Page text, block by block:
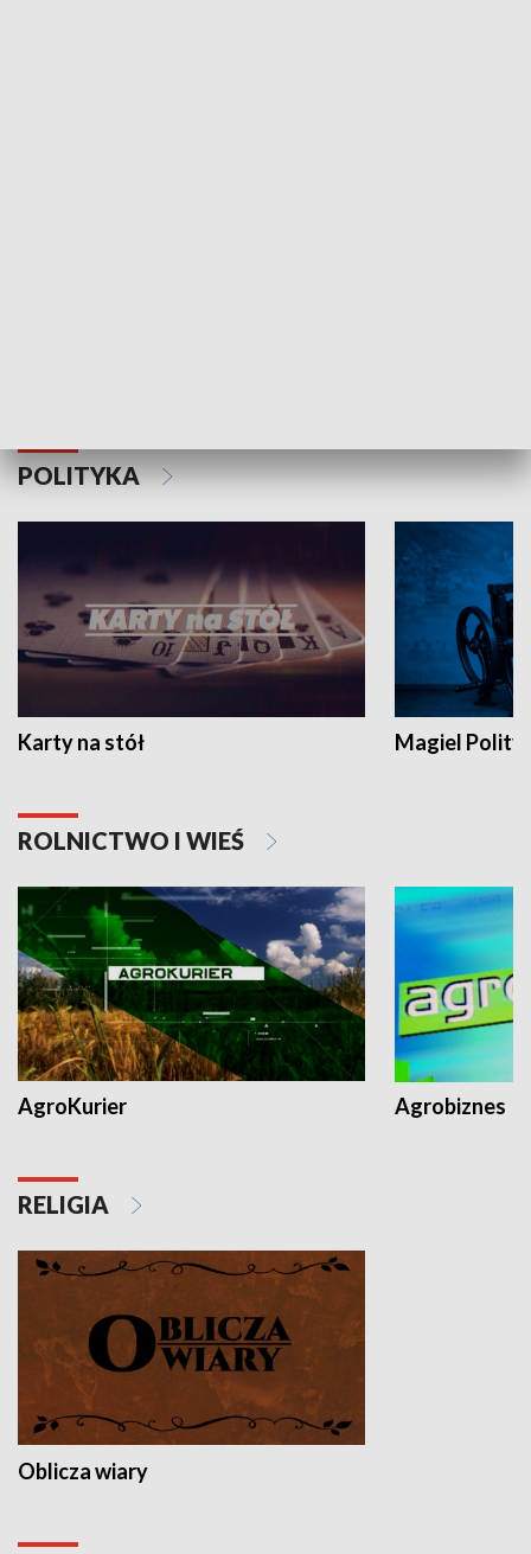
POLITYKA
Karty na stół Magiel
ROLNICTWO I WIEŚ
AgroKurier Agrobiznes
RELIGIA
Oblicza wiary